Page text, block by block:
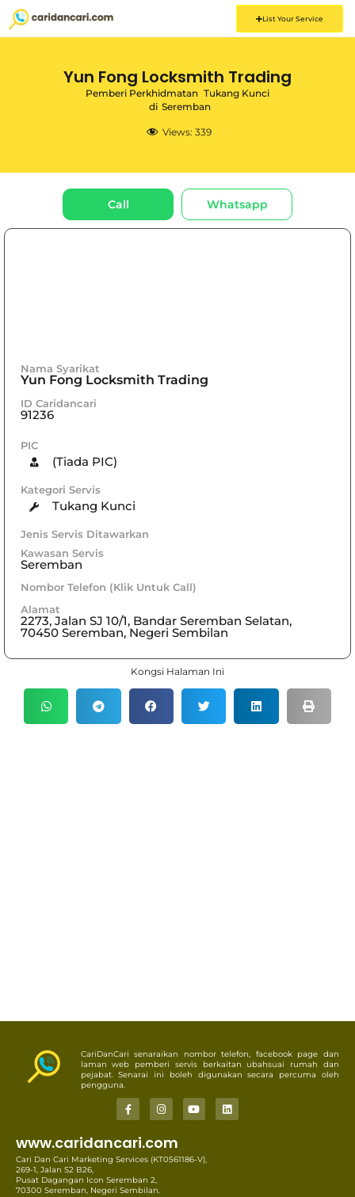
List Your Service
Yun Fong Locksmith Trading
Pemberi Perkhidmatan Tukang Kunci
di Seremban
Views: 339
Call Whatsapp
Nama Syarikat
Yun Fong Locksmith Trading
ID Caridancari
91236
PIC
(Tiada PIC)
Kategori Servis
Tukang Kunci
Jenis Servis Ditawarkan
Kawasan Servis
Seremban
Nombor Telefon (Klik Untuk Call)
Alamat
2273, Jalan SJ 10/1, Bandar Seremban Selatan,
70450 Seremban, Negeri Sembilan
Kongsi Halaman Ini
CariDanCari senaraikan nombor telefon, facebook page dan
laman web pemberi servis berkaitan ubahsuai rumah dan
pejabat. Senarai ini boleh digunakan secara percuma oleh
pengguna.
www.caridancari.com
Cari Dan Cari Marketing Services (KT0561186-V),
269-1, Jalan S2 B26,
Pusat Dagangan Icon Seremban 2,
70300 Seremban, Negeri Sembilan.